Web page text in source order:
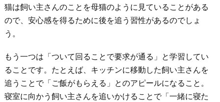
猫は飼い主さんのことを母猫のように見ていることがある
ので、安心感を得るために後を追う習性があるのでしょ
う。
もう一つは「ついて回ることで要求が通る」と学習してい
ることです。たとえば、キッチンに移動した飼い主さんを
追うことで「ご飯がもらえる」とのアピールになること。
寝室に向かう飼い主さんを追いかけることで「一緒に寝た